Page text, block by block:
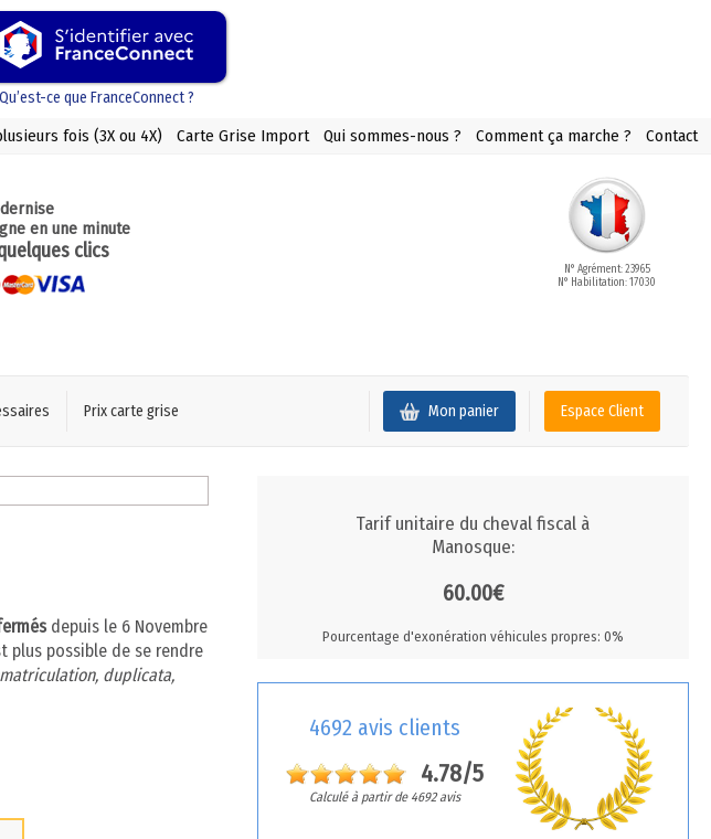
Qu’est-ce que FranceConnect ?
fois (3X ou 4X) Carte Grise Import Qui sommes-nous ? Comment ça marche ? Contact
en une minute
clics
N° Agrément: 23965
N° Habilitation: 17030
Prix carte grise Espace Client
Mon panier
depuis le 6 Novembre
plus possible de se rendre
duplicata,
Tarif unitaire du cheval fiscal à
Manosque:
60.00€
Pourcentage d'exonération véhicules propres: 0%
4692 avis clients
4.78/5
Calculé à partir de 4692 avis